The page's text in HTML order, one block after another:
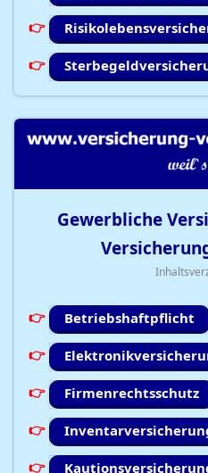
Gewerbliche
Betriebshaftpflicht
Firmenrechtsschutz